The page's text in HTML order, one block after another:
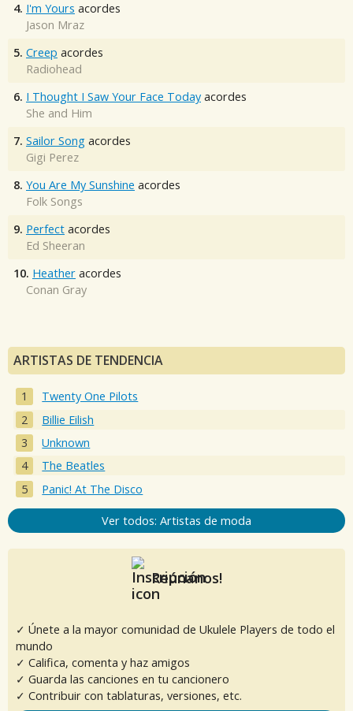
4. I'm Yours acordes
Jason Mraz
5. Creep acordes
Radiohead
6. I Thought I Saw Your Face Today acordes
She and Him
7. Sailor Song acordes
Gigi Perez
8. You Are My Sunshine acordes
Folk Songs
9. Perfect acordes
Ed Sheeran
10. Heather acordes
Conan Gray
ARTISTAS DE TENDENCIA
Twenty One Pilots
Billie Eilish
Unknown
The Beatles
Panic! At The Disco
Ver todos: Artistas de moda
Reúnanos!
✓ Únete a la mayor comunidad de Ukulele Players de todo el
mundo
✓ Califica, comenta y haz amigos
✓ Guarda las canciones en tu cancionero
✓ Contribuir con tablaturas, versiones, etc.